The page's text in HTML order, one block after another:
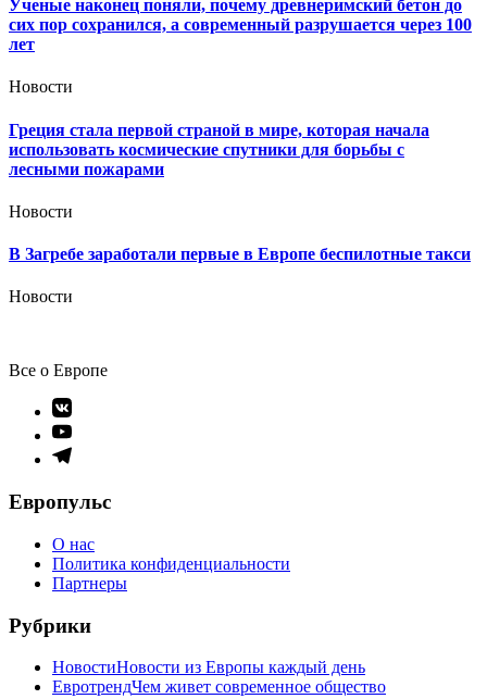
Ученые наконец поняли, почему древнеримский бетон до
сих пор сохранился, а современный разрушается через 100
лет
Новости
Греция стала первой страной в мире, которая начала
использовать космические спутники для борьбы с
лесными пожарами
Новости
В Загребе заработали первые в Европе беспилотные такси
Новости
Все о Европе
Элемент
меню
Элемент
меню
Элемент
Европульс
О нас
Политика конфиденциальности
Партнеры
Рубрики
НовостиНовости из Европы каждый день
ЕвротрендЧем живет современное общество